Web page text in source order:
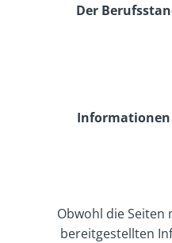
Der
Informationen
Obwohl die
bereitgestellten